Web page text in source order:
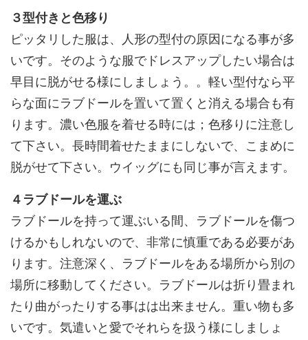
３型付きと色移り
ピッタリした服は、人形の型付の原因になる事が多
いです。そのような服でドレスアップしたい場合は
早目に脱がせる様にしましょう。。軽い型付なら平
らな面にラブドールを置いて置くと消える場合も有
ります。濃い色服を着せる時には；色移りに注意し
て下さい。長時間着せたままにしないで、こまめに
脱がせて下さい。ウイッグにも同じ事が言えます。
４ラブドールを運ぶ
ラブドールを持って運ぶいる間、ラブドールを傷つ
けるかもしれないので、非常に慎重である必要があ
ります。注意深く、ラブドールをある場所から別の
場所に移動してください。ラブドールは折り畳まれ
たり曲がったりする事はは出来ません。重い物も多
いです。気遣いと愛でそれらを扱う様にしましょ